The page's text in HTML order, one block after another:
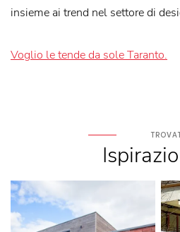
insieme ai trend nel settore di
Voglio le tende da sole Taranto.